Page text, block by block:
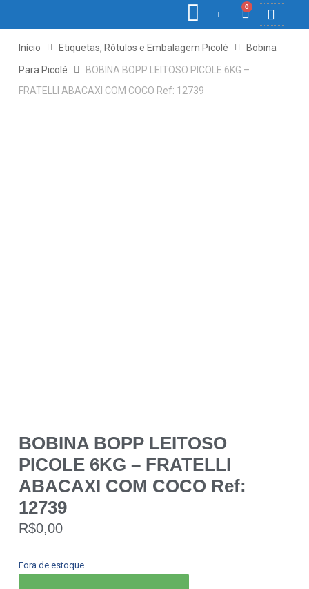
0
Início Etiquetas, Rótulos e Embalagem Picolé
Bobina
Para Picolé
BOBINA BOPP LEITOSO PICOLE 6KG –
FRATELLI ABACAXI COM COCO Ref: 12739
BOBINA BOPP LEITOSO
PICOLE 6KG – FRATELLI
ABACAXI COM COCO Ref:
12739
R$0,00
Fora de estoque